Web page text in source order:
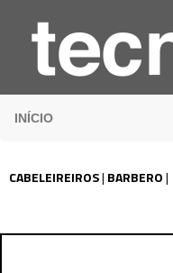
INÍCIO
CABELEIREIROS| BARBERO|